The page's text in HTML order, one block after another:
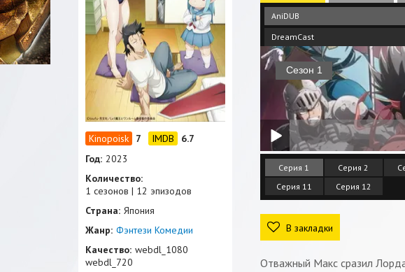
AniDUB
DreamCast
Серия 1 Серия 2
Серия 11
Серия 12
В закладки
Отважный Макс сразил
7
6.7
Год: 2023
Количество:
1 сезонов | 12 эпизодов
Страна: Япония
Жанр: Фэнтези Комедии
Качество: webdl_1080
webdl_720